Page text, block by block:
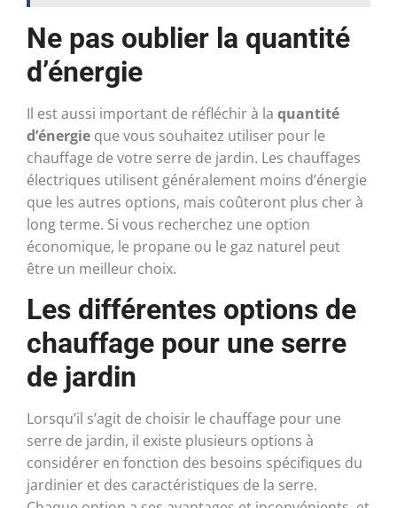
Ne pas oublier la quantité
d’énergie
Il est aussi important de réfléchir à la quantité
d’énergie que vous souhaitez utiliser pour le
chauffage de votre serre de jardin. Les chauffages
électriques utilisent généralement moins d’énergie
que les autres options, mais coûteront plus cher à
long terme. Si vous recherchez une option
économique, le propane ou le gaz naturel peut
être un meilleur choix.
Les différentes options de
chauffage pour une serre
de jardin
Lorsqu’il s’agit de choisir le chauffage pour une
serre de jardin, il existe plusieurs options à
considérer en fonction des besoins spécifiques du
jardinier et des caractéristiques de la serre.